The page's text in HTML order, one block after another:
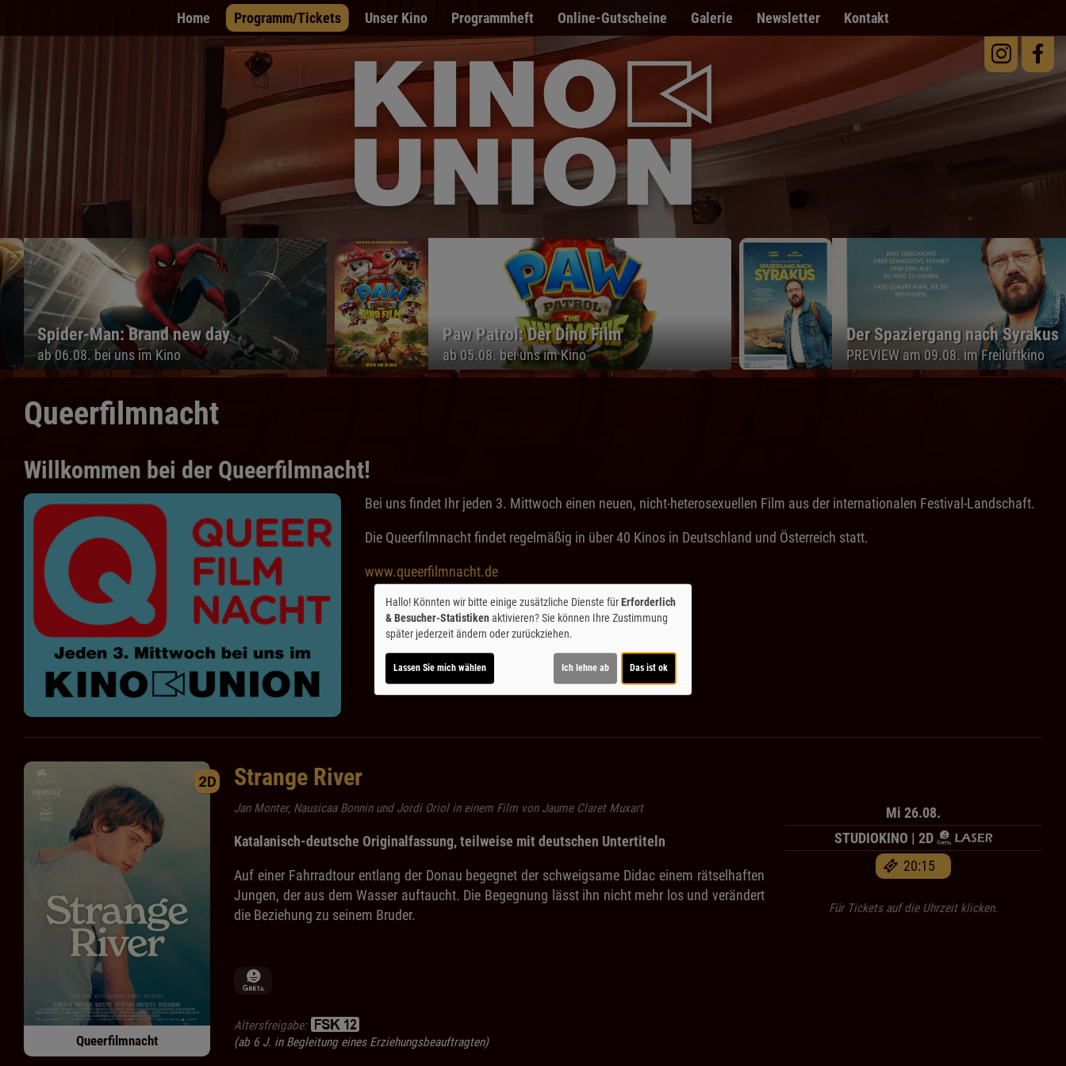
Home Programm/Tickets Unser Kino Programmheft Online-Gutscheine Galerie Newsletter Kontakt
Spider-Man: Brand new day
ab 06.08. bei uns im Kino
Paw Patrol: Der Dino Film
ab 05.08. bei uns im Kino
Der Spaziergang nach Syrakus
PREVIEW am 09.08. im Freiluftkino
Queerfilmnacht
Willkommen bei der Queerfilmnacht!
Bei uns findet Ihr jeden 3. Mittwoch einen neuen, nicht-heterosexuellen Film aus der internationalen Festival-Landschaft.
Die Queerfilmnacht findet regelmäßig in über 40 Kinos in Deutschland und Österreich statt.
www.queerfilmnacht.de
2D
Queerfilmnacht
Strange River
Mi 26.08.
STUDIOKINO | 2D
20:15
Für Tickets auf die Uhrzeit klicken.
Jan Monter, Nausicaa Bonnin und Jordi Oriol in einem Film von Jaume Claret Muxart
Katalanisch-deutsche Originalfassung, teilweise mit deutschen Untertiteln
Auf einer Fahrradtour entlang der Donau begegnet der schweigsame Didac einem rätselhaften
Jungen, der aus dem Wasser auftaucht. Die Begegnung lässt ihn nicht mehr los und verändert
die Beziehung zu seinem Bruder.
Altersfreigabe:
(ab 6 J. in Begleitung eines Erziehungsbeauftragten)
Hallo! Könnten wir bitte einige zusätzliche Dienste fürErforderlich
& Besucher-Statistikenaktivieren? Sie können Ihre Zustimmung
später jederzeit ändern oder zurückziehen.
Lassen Sie mich wählen Ich lehne ab Das ist ok